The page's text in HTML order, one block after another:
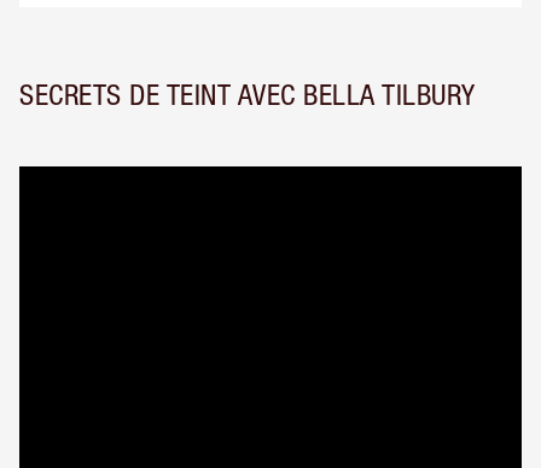
SECRETS DE TEINT AVEC BELLA TILBURY